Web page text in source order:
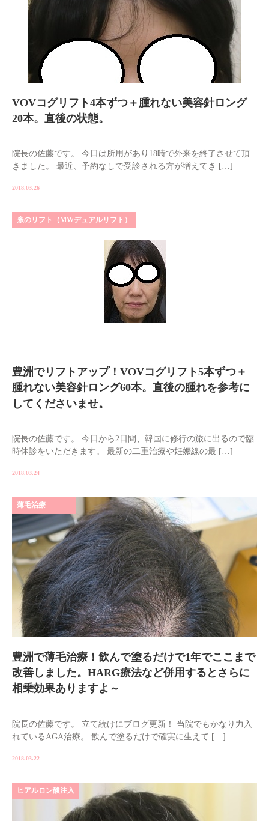
VOVコグリフト4本ずつ＋腫れない美容針ロング
20本。直後の状態。
院長の佐藤です。 今日は所用があり18時で外来を終了させて頂
きました。 最近、予約なしで受診される方が増えてき […]
2018.03.26
糸のリフト（MWデュアルリフト）
豊洲でリフトアップ！VOVコグリフト5本ずつ＋
腫れない美容針ロング60本。直後の腫れを参考に
してくださいませ。
院長の佐藤です。 今日から2日間、韓国に修行の旅に出るので臨
時休診をいただきます。 最新の二重治療や妊娠線の最 […]
2018.03.24
薄毛治療
豊洲で薄毛治療！飲んで塗るだけで1年でここまで
改善しました。HARG療法など併用するとさらに
相乗効果ありますよ～
院長の佐藤です。 立て続けにブログ更新！ 当院でもかなり力入
れているAGA治療。 飲んで塗るだけで確実に生えて […]
2018.03.22
ヒアルロン酸注入